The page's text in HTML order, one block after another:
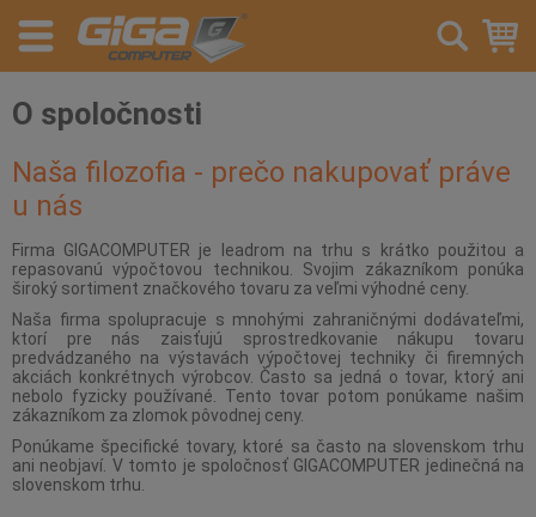
O spoločnosti
Naša filozofia - prečo nakupovať práve
u nás
Firma GIGACOMPUTER je leadrom na trhu s krátko použitou a
repasovanú výpočtovou technikou. Svojim zákazníkom ponúka
široký sortiment značkového tovaru za veľmi výhodné ceny.
Naša firma spolupracuje s mnohými zahraničnými dodávateľmi,
ktorí pre nás zaisťujú sprostredkovanie nákupu tovaru
predvádzaného na výstavách výpočtovej techniky či firemných
akciách konkrétnych výrobcov. Často sa jedná o tovar, ktorý ani
nebolo fyzicky používané. Tento tovar potom ponúkame našim
zákazníkom za zlomok pôvodnej ceny.
Ponúkame špecifické tovary, ktoré sa často na slovenskom trhu
ani neobjaví. V tomto je spoločnosť GIGACOMPUTER jedinečná na
slovenskom trhu.